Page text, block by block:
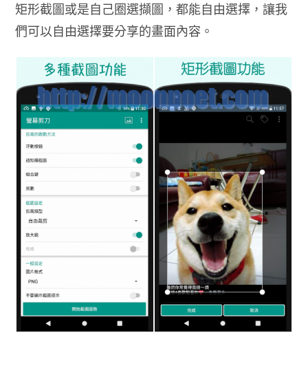
矩形截圖或是自己圈選擷圖，都能自由選擇，讓我
們可以自由選擇要分享的畫面內容。